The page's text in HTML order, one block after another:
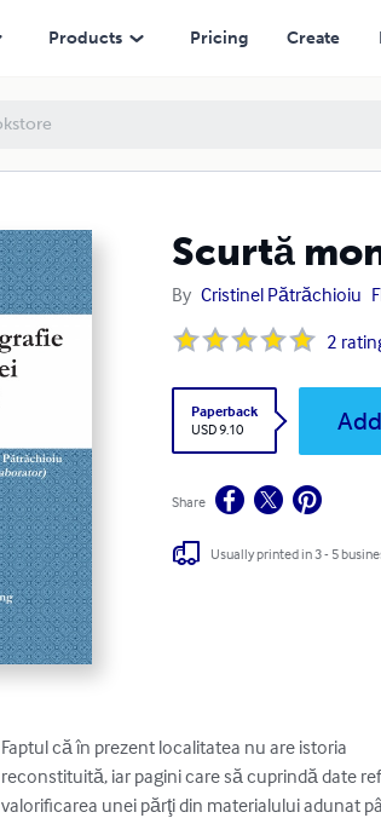
Products Pricing Create
Scurtă
By Cristinel Pătrăchioiu
2
Paperback
USD 9.10
Share
Usually printed in 3 - 5
Faptul că în prezent localitatea nu are istoria
reconstituită, iar pagini care să cuprindă date
valorificarea unei părţi din materialului adunat